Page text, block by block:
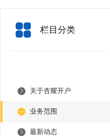
栏目分类
关于杏耀开户
业务范围
最新动态